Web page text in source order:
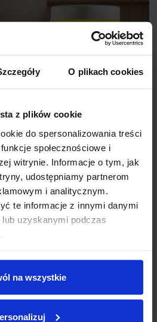
O plikach cookies
z plików cookie
do spersonalizowania treści
społecznościowe i
witrynie. Informacje o tym, jak
udostępniamy partnerom
i analitycznym.
te informacje z innymi danymi
uzyskanymi podczas
na wszystkie
i zawsze pod ręką!
są
papierowych, które często kończą się